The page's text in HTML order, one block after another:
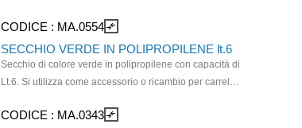
resistente. Il manico grigio è progettato per essere
ergonomico e per facilitare l'aggancio ai supporti del
carrello senza ingombrare.
CODICE : MA.0554 compare_arrows
SECCHIO VERDE IN POLIPROPILENE lt.6
Secchio di colore verde in polipropilene con capacità di
Lt.6. Si utilizza come accessorio o ricambio per carrelli
resistente. Il manico grigio è progettato per essere
CODICE : MA.0343 compare_arrows